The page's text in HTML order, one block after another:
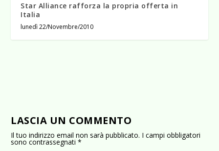
Star Alliance rafforza la propria offerta in
Italia
lunedì 22/Novembre/2010
LASCIA UN COMMENTO
Il tuo indirizzo email non sarà pubblicato. I campi obbligatori
sono contrassegnati*